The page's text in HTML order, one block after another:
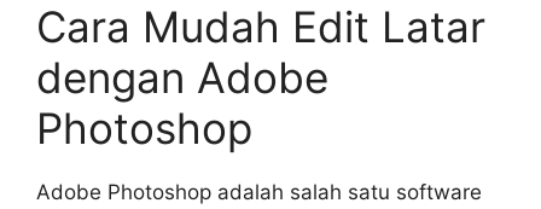
Cara Mudah Edit Latar
dengan Adobe
Photoshop
Adobe Photoshop adalah salah satu software